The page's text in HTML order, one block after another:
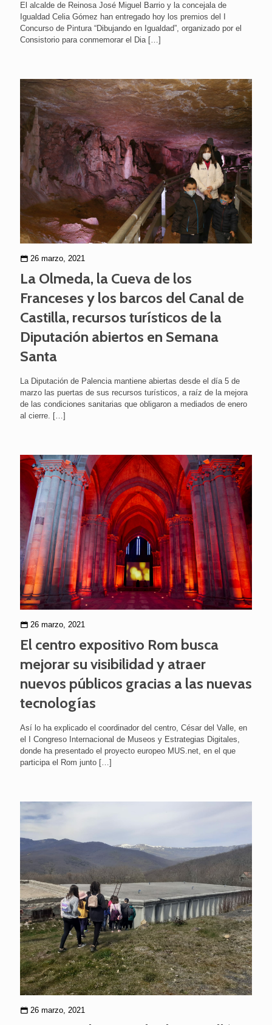
El alcalde de Reinosa José Miguel Barrio y la concejala de
Igualdad Celia Gómez han entregado hoy los premios del I
Concurso de Pintura “Dibujando en Igualdad”, organizado por el
Consistorio para conmemorar el Dia[…]
26 marzo, 2021
La Olmeda, la Cueva de los
Franceses y los barcos del Canal de
Castilla, recursos turísticos de la
Diputación abiertos en Semana
Santa
La Diputación de Palencia mantiene abiertas desde el día 5 de
marzo las puertas de sus recursos turísticos, a raíz de la mejora
de las condiciones sanitarias que obligaron a mediados de enero
al cierre.
[…]
26 marzo, 2021
El centro expositivo Rom busca
mejorar su visibilidad y atraer
nuevos públicos gracias a las nuevas
tecnologías
Así lo ha explicado el coordinador del centro, César del Valle, en
el I Congreso Internacional de Museos y Estrategias Digitales,
donde ha presentado el proyecto europeo MUS.net, en el que
participa el Rom junto […]
26 marzo, 2021